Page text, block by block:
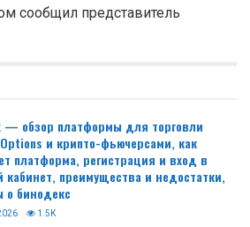
сообщил представитель
— обзор платформы для торговли
и крипто-фьючерсами, как
платформа, регистрация и вход в
кабинет, преимущества и недостатки,
о бинодекс
1.5K